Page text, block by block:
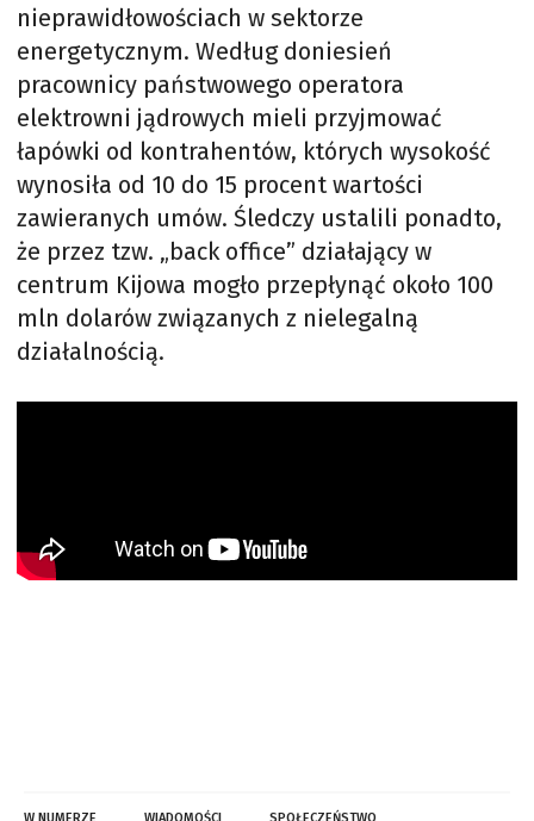
nieprawidłowościach w sektorze
energetycznym. Według doniesień
pracownicy państwowego operatora
elektrowni jądrowych mieli przyjmować
łapówki od kontrahentów, których wysokość
wynosiła od 10 do 15 procent wartości
zawieranych umów. Śledczy ustalili ponadto,
że przez tzw. „back office” działający w
centrum Kijowa mogło przepłynąć około 100
mln dolarów związanych z nielegalną
działalnością.